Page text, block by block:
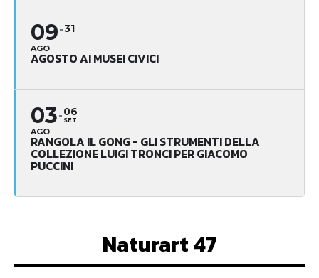
09
AGO
31
AGOSTO AI MUSEI CIVICI
03
AGO
06
SET
RANGOLA IL GONG - GLI STRUMENTI DELLA
COLLEZIONE LUIGI TRONCI PER GIACOMO
PUCCINI
Naturart 47